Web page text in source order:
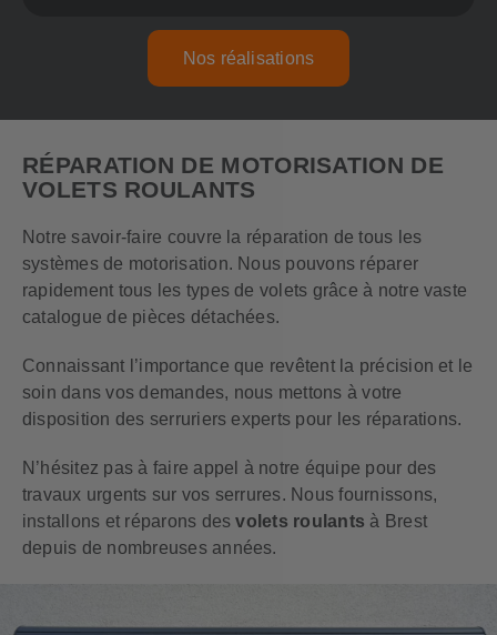
Nos réalisations
RÉPARATION DE MOTORISATION DE
VOLETS ROULANTS
Notre savoir-faire couvre la réparation de tous les
systèmes de motorisation. Nous pouvons réparer
rapidement tous les types de volets grâce à notre vaste
catalogue de pièces détachées.
Connaissant l’importance que revêtent la précision et le
soin dans vos demandes, nous mettons à votre
disposition des serruriers experts pour les réparations.
N’hésitez pas à faire appel à notre équipe pour des
travaux urgents sur vos serrures. Nous fournissons,
installons et réparons desvolets roulants à Brest
depuis de nombreuses années.